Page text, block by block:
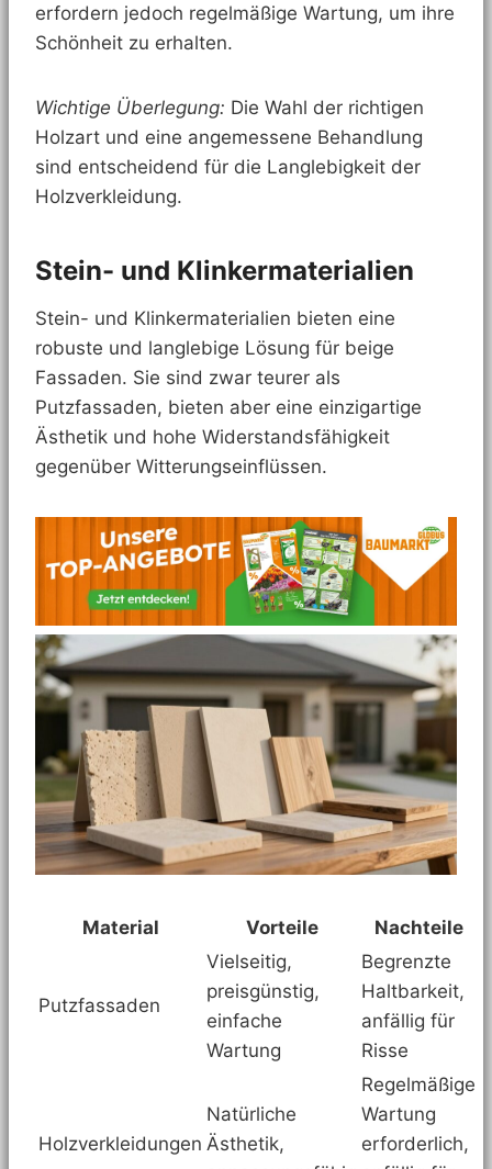
erfordern jedoch regelmäßige Wartung, um ihre
Schönheit zu erhalten.
Wichtige Überlegung: Die Wahl der richtigen
Holzart und eine angemessene Behandlung
sind entscheidend für die Langlebigkeit der
Holzverkleidung.
Stein- und Klinkermaterialien
Stein- und Klinkermaterialien bieten eine
robuste und langlebige Lösung für beige
Fassaden. Sie sind zwar teurer als
Putzfassaden, bieten aber eine einzigartige
Ästhetik und hohe Widerstandsfähigkeit
gegenüber Witterungseinflüssen.
Material Vorteile Nachteile
Putzfassaden
Vielseitig,
preisgünstig,
einfache
Wartung
Begrenzte
Haltbarkeit,
anfällig für
Risse
Holzverkleidungen
Natürliche
Ästhetik,
Regelmäßige
Wartung
erforderlich,